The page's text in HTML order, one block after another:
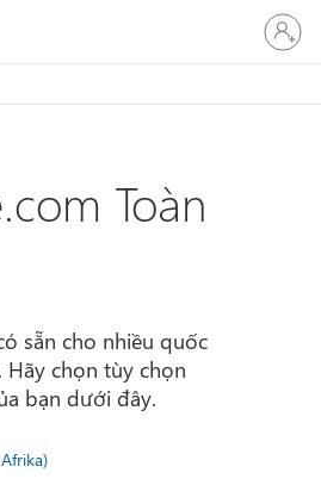
Đăng
nhập
tài
của
Toàn
sẵn cho nhiều quốc
chọn tùy chọn
bạn dưới đây.